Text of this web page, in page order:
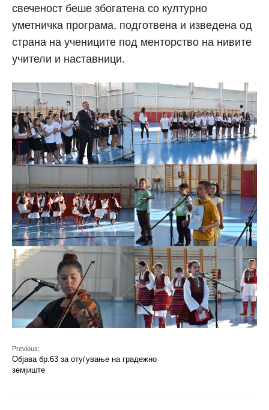
свеченост беше збогатена со културно
уметничка програма, подготвена и изведена од
страна на учениците под менторство на нивите
учители и наставници.
Previous:
Објава бр.63 за отуѓување на градежно
земјиште